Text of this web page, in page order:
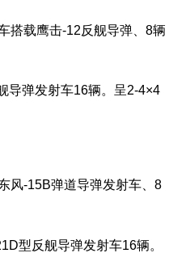
搭载鹰击-12反舰导弹、8辆
导弹发射车16辆。呈2-4×4
风-15B弹道导弹发射车、8
型反舰导弹发射车16辆。